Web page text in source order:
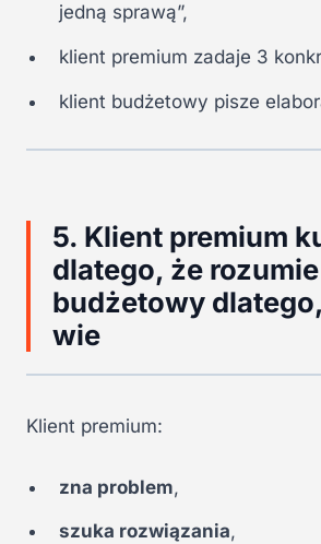
jedną sprawą”,
klient premium zadaje 3
klient budżetowy pisze
5. Klient premium
dlatego, że rozumie
budżetowy
wie
Klient premium:
zna problem,
szuka rozwiązania,